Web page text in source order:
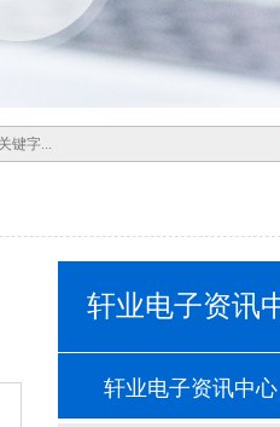
轩业电子资讯
轩业电子资讯中心